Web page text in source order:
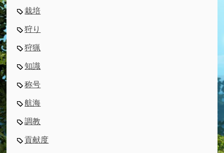
栽培
狩り
狩猟
知識
称号
航海
調教
貢献度